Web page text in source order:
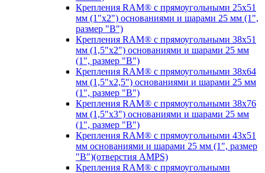
Крепления RAM® с прямоугольными 25х51
мм (1"х2") основаниями и шарами 25 мм (1",
размер "B")
Крепления RAM® с прямоугольными 38х51
мм (1,5"х2") основаниями и шарами 25 мм
(1", размер "B")
Крепления RAM® с прямоугольными 38х64
мм (1,5"х2,5") основаниями и шарами 25 мм
(1", размер "B")
Крепления RAM® с прямоугольными 38х76
мм (1,5"х3") основаниями и шарами 25 мм
(1", размер "B")
Крепления RAM® с прямоугольными 43x51
мм основаниями и шарами 25 мм (1", размер
"B")(отверстия AMPS)
Крепления RAM® с прямоугольными